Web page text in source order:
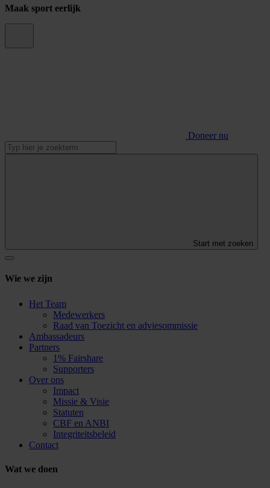
Maak sport eerlijk
Doneer nu
Start met zoeken
Wie we zijn
Het Team
Medewerkers
Raad van Toezicht en adviesommissie
Ambassadeurs
Partners
1% Fairshare
Supporters
Over ons
Impact
Missie & Visie
Statuten
CBF en ANBI
Integriteitsbeleid
Contact
Wat we doen